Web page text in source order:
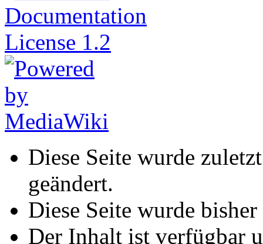
Diese Seite wurde
geändert.
Diese Seite wurde
Der Inhalt ist verfügbar